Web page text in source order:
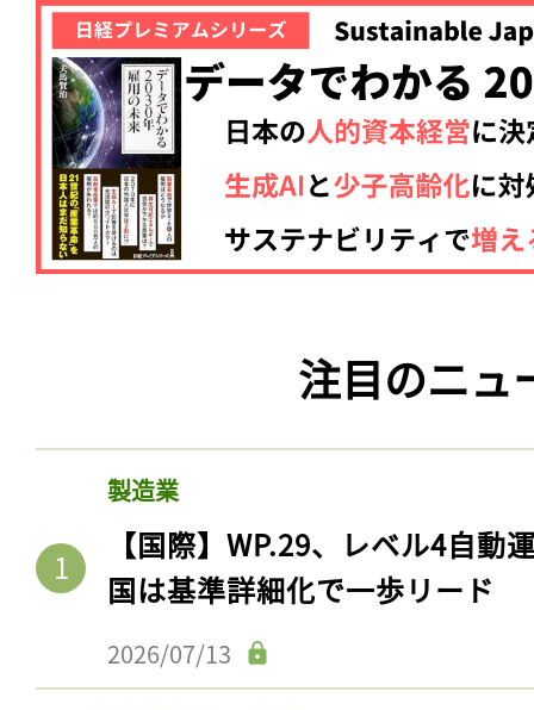
注目のニュ
製造業
【国際】WP.29、レベル4自動
国は基準詳細化で一歩リード
2026/07/13